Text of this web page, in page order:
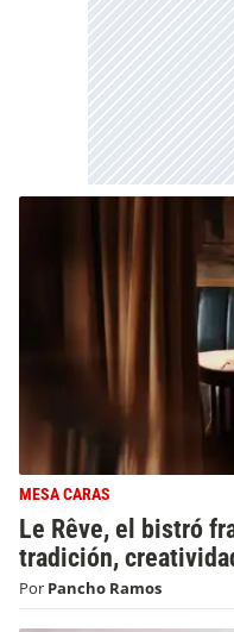
MESA CARAS
Le Rêve, el bistró
tradición,
Por Pancho Ramos